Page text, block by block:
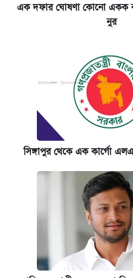
এক দফার ঘোষণা কোনো একক
নুর
সিঙ্গাপুর থেকে এক কার্গো